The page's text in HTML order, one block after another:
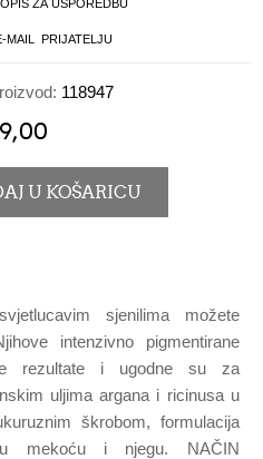
118947
sjenilima možete
intenzivno pigmentirane
rezultate i ugodne su za
uljima argana i ricinusa u
škrobom, formulacija
mekoću i njegu. NAČIN